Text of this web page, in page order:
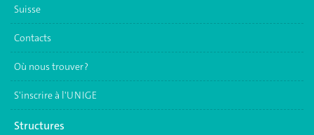
Suisse
Contacts
Où nous trouver ?
S'inscrire à l'UNIGE
Structures